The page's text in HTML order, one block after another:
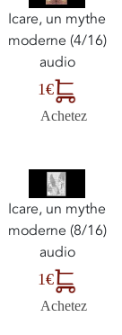
Icare, un mythe
moderne (4/16)
audio
1€
Achetez
Icare, un mythe
moderne (8/16)
audio
1€
Achetez